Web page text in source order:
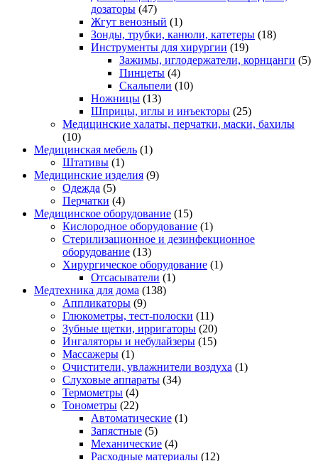
дозаторы (47)
Жгут венозный (1)
Зонды, трубки, канюли, катетеры (18)
Инструменты для хирургии (19)
Зажимы, иглодержатели, корнцанги (5)
Пинцеты (4)
Скальпели (10)
Ножницы (13)
Шприцы, иглы и инъекторы (25)
Медицинские халаты, перчатки, маски, бахилы
(10)
Медицинская мебель (1)
Штативы (1)
Медицинские изделия (9)
Одежда (5)
Перчатки (4)
Медицинское оборудование (15)
Кислородное оборудование (1)
Стерилизационное и дезинфекционное
оборудование (13)
Хирургическое оборудование (1)
Отсасыватели (1)
Медтехника для дома (138)
Аппликаторы (9)
Глюкометры, тест-полоски (11)
Зубные щетки, ирригаторы (20)
Ингаляторы и небулайзеры (15)
Массажеры (1)
Очистители, увлажнители воздуха (1)
Слуховые аппараты (34)
Термометры (4)
Тонометры (22)
Автоматические (1)
Запястные (5)
Механические (4)
Расходные материалы (12)